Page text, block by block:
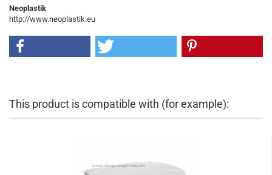
Neoplastik
http://www.neoplastik.eu
This product is compatible with (for example):